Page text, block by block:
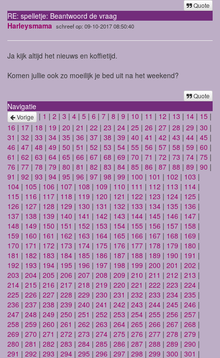
Quote
RE: spelletje: Beantwoord de vraag
Harleysmama schreef op: 09-10-2017 08:50:40
Ja kijk altijd het nieuws en koffietijd.
Komen jullie ook zo moeilijk je bed uit na het weekend?
Quote
Navigatie
Vorige | 1 | 2 | 3 | 4 | 5 | 6 | 7 | 8 | 9 | 10 | 11 | 12 | 13 | 14 | 15 |
16 | 17 | 18 | 19 | 20 | 21 | 22 | 23 | 24 | 25 | 26 | 27 | 28 | 29 | 30 |
31 | 32 | 33 | 34 | 35 | 36 | 37 | 38 | 39 | 40 | 41 | 42 | 43 | 44 | 45 |
46 | 47 | 48 | 49 | 50 | 51 | 52 | 53 | 54 | 55 | 56 | 57 | 58 | 59 | 60 |
61 | 62 | 63 | 64 | 65 | 66 | 67 | 68 | 69 | 70 | 71 | 72 | 73 | 74 | 75 |
76 | 77 | 78 | 79 | 80 | 81 | 82 | 83 | 84 | 85 | 86 | 87 | 88 | 89 | 90 |
91 | 92 | 93 | 94 | 95 | 96 | 97 | 98 | 99 | 100 | 101 | 102 | 103 |
104 | 105 | 106 | 107 | 108 | 109 | 110 | 111 | 112 | 113 | 114 |
115 | 116 | 117 | 118 | 119 | 120 | 121 | 122 | 123 | 124 | 125 |
126 | 127 | 128 | 129 | 130 | 131 | 132 | 133 | 134 | 135 | 136 |
137 | 138 | 139 | 140 | 141 | 142 | 143 | 144 | 145 | 146 | 147 |
148 | 149 | 150 | 151 | 152 | 153 | 154 | 155 | 156 | 157 | 158 |
159 | 160 | 161 | 162 | 163 | 164 | 165 | 166 | 167 | 168 | 169 |
170 | 171 | 172 | 173 | 174 | 175 | 176 | 177 | 178 | 179 | 180 |
181 | 182 | 183 | 184 | 185 | 186 | 187 | 188 | 189 | 190 | 191 |
192 | 193 | 194 | 195 | 196 | 197 | 198 | 199 | 200 | 201 | 202 |
203 | 204 | 205 | 206 | 207 | 208 | 209 | 210 | 211 | 212 | 213 |
214 | 215 | 216 | 217 | 218 | 219 | 220 | 221 | 222 | 223 | 224 |
225 | 226 | 227 | 228 | 229 | 230 | 231 | 232 | 233 | 234 | 235 |
236 | 237 | 238 | 239 | 240 | 241 | 242 | 243 | 244 | 245 | 246 |
247 | 248 | 249 | 250 | 251 | 252 | 253 | 254 | 255 | 256 | 257 |
258 | 259 | 260 | 261 | 262 | 263 | 264 | 265 | 266 | 267 | 268 |
269 | 270 | 271 | 272 | 273 | 274 | 275 | 276 | 277 | 278 | 279 |
280 | 281 | 282 | 283 | 284 | 285 | 286 | 287 | 288 | 289 | 290 |
291 | 292 | 293 | 294 | 295 | 296 | 297 | 298 | 299 | 300 | 301 |